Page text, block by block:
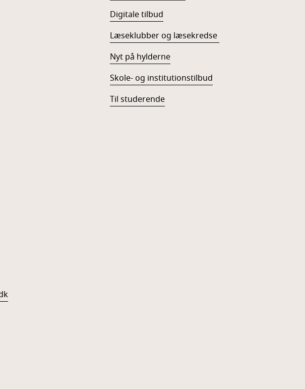
Digitale tilbud
Læseklubber og læsekredse
Nyt på hylderne
Skole- og institutionstilbud
Til studerende